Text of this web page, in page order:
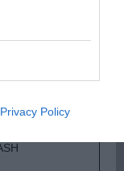
Privacy Policy